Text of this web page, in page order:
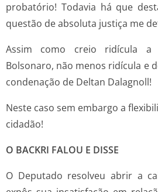
probatório! Todavia há que
questão de absoluta justiça me
Assim como creio ridícula a
Bolsonaro, não menos ridícula e
condenação de Deltan Dalagnoll!
Neste caso sem embargo a
cidadão!
O BACKRI FALOU E DISSE
O Deputado resolveu abrir a